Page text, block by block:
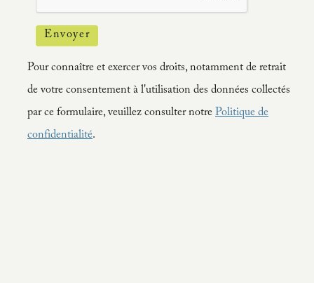
Envoyer
Pour connaître et exercer vos droits, notamment de retrait
de votre consentement à l'utilisation des données collectés
par ce formulaire, veuillez consulter notrePolitique de
confidentialité.